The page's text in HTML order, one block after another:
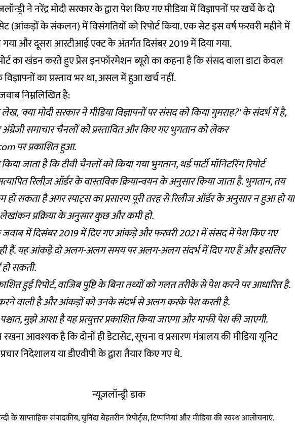
ने नरेंद्र मोदी सरकार के द्वारा पेश किए गए मीडिया में विज्ञापनों पर खर्चे के दो
(आंकड़ों के संकलन) में विसंगतियों कोरिपोर्टकिया. एक सेट इस वर्ष फरवरी महीने में
और दूसरा आरटीआई एक्ट के अंतर्गत दिसंबर 2019 में दिया गया.
का खंडन करते हुए प्रेस इनफॉरमेशन ब्यूरो का कहना है कि संसद वाला डाटा केवल
का प्रस्ताव भर था, असल में हुआ खर्च नहीं.
निम्नलिखित है:
लेख, 'क्या मोदी सरकार ने मीडिया विज्ञापनों पर संसद को किया गुमराह?' के संदर्भ में है,
समाचार चैनलों को प्रस्तावित और किए गए भुगतान को लेकर
पर प्रकाशित हुआ.
जाता है कि टीवी चैनलों को किया गया भुगतान, थर्ड पार्टी मॉनिटरिंग रिपोर्ट
रिलीज़ ऑर्डर के वास्तविक क्रियान्वयन के अनुसार किया जाता है. भुगतान, तय
हो सकता है अगर स्पाट्स का प्रसारण पूरी तरह से रिलीज ऑर्डर के अनुसार न हुआ हो या
प्रक्रिया के अनुसार कुछ और कमी हो.
में दिसंबर 2019 में दिए गए आंकड़े और फरवरी 2021 में संसद में पेश किए गए
हैं. यह आंकड़े दो अलग-अलग समय पर अलग-अलग संदर्भ में दिए गए हैं और इसलिए
सकती.
हुई रिपोर्ट, वाजिब पुष्टि के बिना तथ्यों को गलत तरीके से पेश करने पर आधारित है.
करने वाली है और आंकड़ों को उनके संदर्भ से अलग करके पेश करती है.
मुझे आशा है यह प्रत्युत्तर प्रकाशित किया जाएगा और माफी पेश की जाएगी.
रखना आवश्यक है कि दोनों ही डेटासेट, सूचना व प्रसारण मंत्रालय की मीडिया यूनिट
निदेशालय या डीएवीपी के द्वारा तैयार किए गए थे.
न्यूज़लॉन्ड्री डाक
के साप्ताहिक संपादकीय, चुनिंदा बेहतरीन रिपोर्ट्स, टिप्पणियां और मीडिया की स्वस्थ आलोचनाएं.